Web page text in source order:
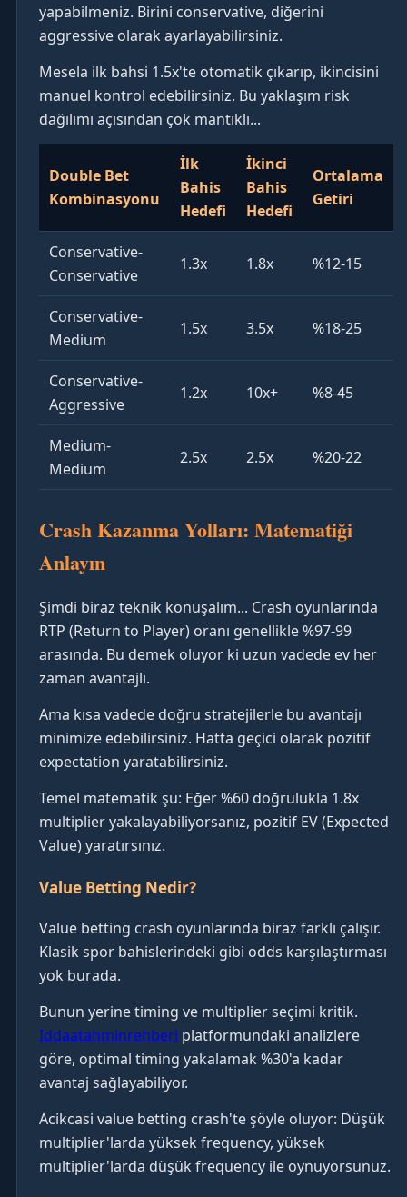
yapabilmeniz. Birini conservative, diğerini
aggressive olarak ayarlayabilirsiniz.
Mesela ilk bahsi 1.5x'te otomatik çıkarıp, ikincisini
manuel kontrol edebilirsiniz. Bu yaklaşım risk
dağılımı açısından çok mantıklı...
Double Bet
Kombinasyonu
İlk
Bahis
Hedefi
İkinci
Bahis
Hedefi
Ortalama
Getiri
Conservative-
Conservative
1.3x 1.8x %12-15
Conservative-
Medium
1.5x 3.5x %18-25
Conservative-
Aggressive
1.2x 10x+ %8-45
Medium-
Medium
2.5x 2.5x %20-22
Crash Kazanma Yolları: Matematiği
Anlayın
Şimdi biraz teknik konuşalım... Crash oyunlarında
RTP (Return to Player) oranı genellikle %97-99
arasında. Bu demek oluyor ki uzun vadede ev her
zaman avantajlı.
Ama kısa vadede doğru stratejilerle bu avantajı
minimize edebilirsiniz. Hatta geçici olarak pozitif
expectation yaratabilirsiniz.
Temel matematik şu: Eğer %60 doğrulukla 1.8x
multiplier yakalayabiliyorsanız, pozitif EV (Expected
Value) yaratırsınız.
Value Betting Nedir?
Value betting crash oyunlarında biraz farklı çalışır.
Klasik spor bahislerindeki gibi odds karşılaştırması
yok burada.
Bunun yerine timing ve multiplier seçimi kritik.
Iddaatahminrehberi platformundaki analizlere
göre, optimal timing yakalamak %30'a kadar
avantaj sağlayabiliyor.
Acikcasi value betting crash'te şöyle oluyor: Düşük
multiplier'larda yüksek frequency, yüksek
multiplier'larda düşük frequency ile oynuyorsunuz.